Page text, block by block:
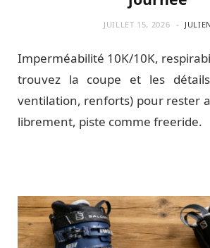
JUILLET 15, 2026
Imperméabilité 10K/10K,
trouvez la coupe et les
ventilation, renforts) pour rester
librement, piste comme freeride.